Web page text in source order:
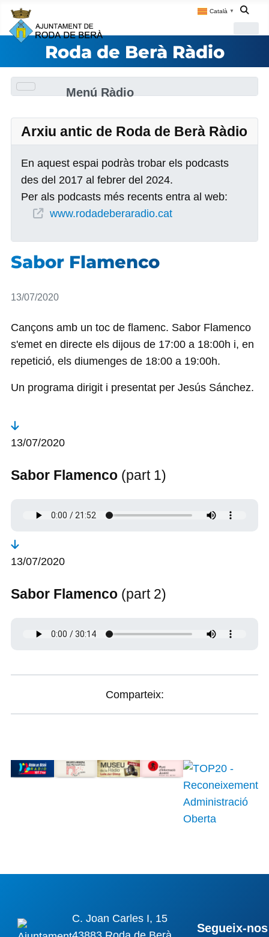
Català ▼
Roda de Berà Ràdio
Menú Ràdio
Arxiu antic de Roda de Berà Ràdio
En aquest espai podràs trobar els podcasts
des del 2017 al febrer del 2024.
Per als podcasts més recents entra al web:
www.rodadeberaradio.cat
Sabor Flamenco
Detalls
13/07/2020
Cançons amb un toc de flamenc. Sabor Flamenco
s'emet en directe els dijous de 17:00 a 18:00h i, en
repetició, els diumenges de 18:00 a 19:00h.
Un programa dirigit i presentat per Jesús Sánchez.
13/07/2020
Sabor Flamenco (part 1)
13/07/2020
Sabor Flamenco (part 2)
Comparteix:
C. Joan Carles I, 15
Segueix-